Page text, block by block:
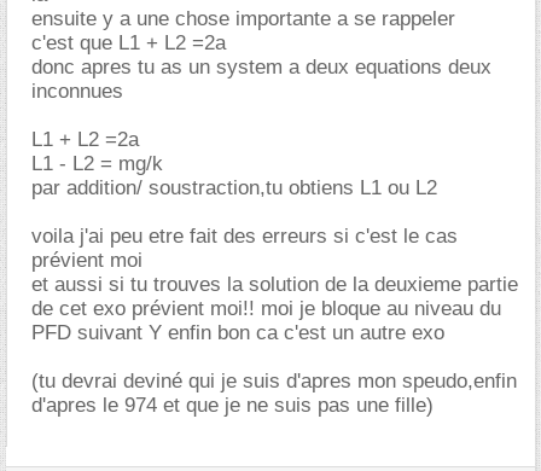
ensuite y a une chose importante a se rappeler
c'est que L1 + L2 =2a
donc apres tu as un system a deux equations deux
inconnues
L1 + L2 =2a
L1 - L2 = mg/k
par addition/ soustraction,tu obtiens L1 ou L2
voila j'ai peu etre fait des erreurs si c'est le cas
prévient moi
et aussi si tu trouves la solution de la deuxieme partie
de cet exo prévient moi!! moi je bloque au niveau du
PFD suivant Y enfin bon ca c'est un autre exo
(tu devrai deviné qui je suis d'apres mon speudo,enfin
d'apres le 974 et que je ne suis pas une fille)